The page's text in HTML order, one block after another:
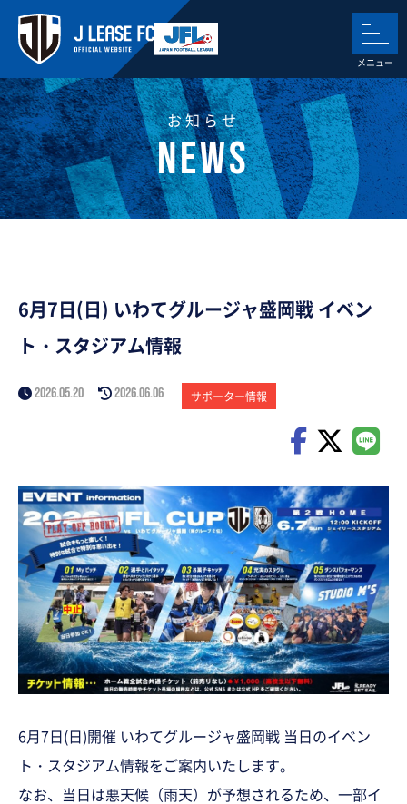
お知らせ
6月7日(日) いわてグルージャ盛岡戦 イベン
ト・スタジアム情報
2026.05.20 2026.06.06 サポーター情報
6月7日(日)開催 いわてグルージャ盛岡戦 当日のイベン
ト・スタジアム情報をご案内いたします。
なお、当日は悪天候（雨天）が予想されるため、一部イ